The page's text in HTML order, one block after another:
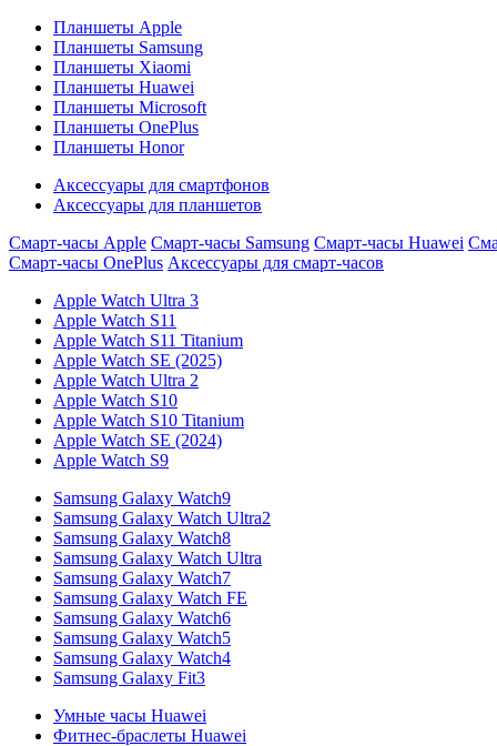
Планшеты Apple
Планшеты Samsung
Планшеты Xiaomi
Планшеты Huawei
Планшеты Microsoft
Планшеты OnePlus
Планшеты Honor
Аксессуары для смартфонов
Аксессуары для планшетов
Смарт-часы Apple Смарт-часы Samsung Смарт-часы Huawei
Смарт-часы OnePlus Аксессуары для смарт-часов
Apple Watch Ultra 3
Apple Watch S11
Apple Watch S11 Titanium
Apple Watch SE (2025)
Apple Watch Ultra 2
Apple Watch S10
Apple Watch S10 Titanium
Apple Watch SE (2024)
Apple Watch S9
Samsung Galaxy Watch9
Samsung Galaxy Watch Ultra2
Samsung Galaxy Watch8
Samsung Galaxy Watch Ultra
Samsung Galaxy Watch7
Samsung Galaxy Watch FE
Samsung Galaxy Watch6
Samsung Galaxy Watch5
Samsung Galaxy Watch4
Samsung Galaxy Fit3
Умные часы Huawei
Фитнес-браслеты Huawei